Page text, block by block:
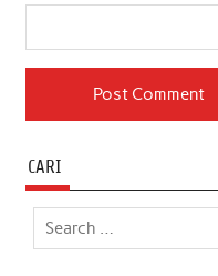
CARI